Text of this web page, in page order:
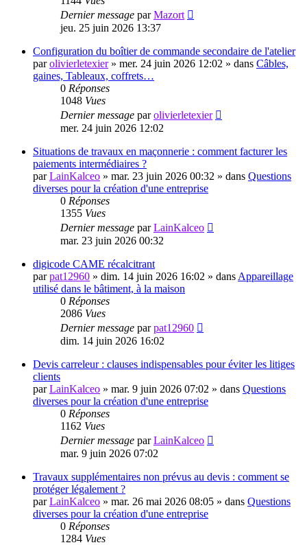
Dernier message parMazort
jeu. 25 juin 2026 13:37
Configuration du boîtier de commande secondaire de l'atelier
parolivierletexier» mer. 24 juin 2026 12:02 » dans Câbles,
gaines, Tableaux, coffrets…
0 Réponses
1048 Vues
Dernier message parolivierletexier
mer. 24 juin 2026 12:02
Situations de travaux en maçonnerie : comment facturer les
paiements intermédiaires ?
parLainKalceo » mar. 23 juin 2026 00:32 » dans Questions
diverses pour la création d'une entreprise
0 Réponses
1355 Vues
Dernier message parLainKalceo
mar. 23 juin 2026 00:32
digicode CAME récalcitrant
parpat12960 » dim. 14 juin 2026 16:02 » dans Appareillage
utilisé dans le bâtiment, à la maison
0 Réponses
2086 Vues
Dernier message parpat12960
dim. 14 juin 2026 16:02
Devis carreleur : clauses indispensables pour éviter les litiges
clients
parLainKalceo » mar. 9 juin 2026 07:02 » dans Questions
diverses pour la création d'une entreprise
0 Réponses
1162 Vues
Dernier message parLainKalceo
mar. 9 juin 2026 07:02
Travaux supplémentaires non prévus au devis : comment se
protéger légalement ?
parLainKalceo » mar. 26 mai 2026 08:05 » dans Questions
diverses pour la création d'une entreprise
0 Réponses
1284 Vues